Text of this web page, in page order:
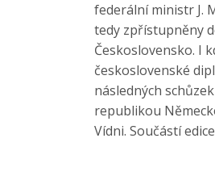
federální ministr J.
tedy zpřístupněny
Československo. I
československé
následných
republikou
Vídni. Součástí